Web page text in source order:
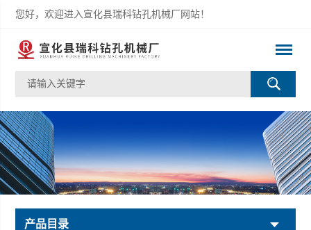
您好，欢迎进入宣化县瑞科钻孔机械厂网站！
产品目录